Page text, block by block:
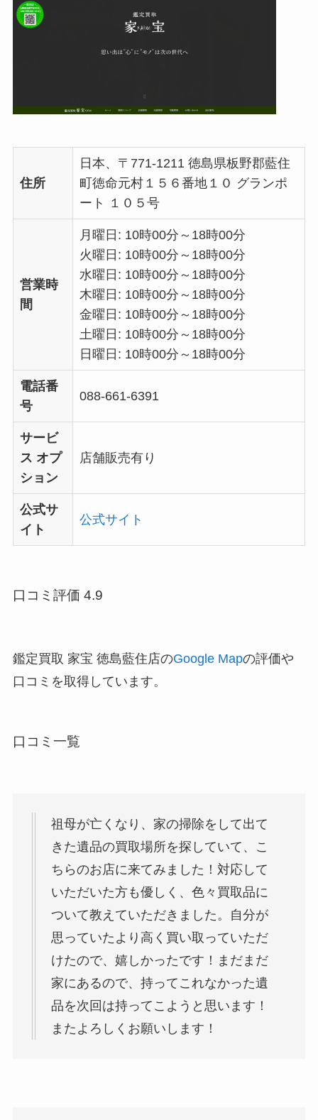
住所
日本、〒771-1211 徳島県板野郡藍住
町徳命元村１５６番地１０ グランポ
ート １０５号
営業時
間
月曜日: 10時00分～18時00分
火曜日: 10時00分～18時00分
水曜日: 10時00分～18時00分
木曜日: 10時00分～18時00分
金曜日: 10時00分～18時00分
土曜日: 10時00分～18時00分
日曜日: 10時00分～18時00分
電話番
号
088-661-6391
サービ
ス オプ
ション
店舗販売有り
公式サ
イト
公式サイト
口コミ評価 4.9
鑑定買取 家宝 徳島藍住店のGoogle Mapの評価や
口コミを取得しています。
口コミ一覧
祖母が亡くなり、家の掃除をして出て
きた遺品の買取場所を探していて、こ
ちらのお店に来てみました！対応して
いただいた方も優しく、色々買取品に
ついて教えていただきました。自分が
思っていたより高く買い取っていただ
けたので、嬉しかったです！まだまだ
家にあるので、持ってこれなかった遺
品を次回は持ってこようと思います！
またよろしくお願いします！